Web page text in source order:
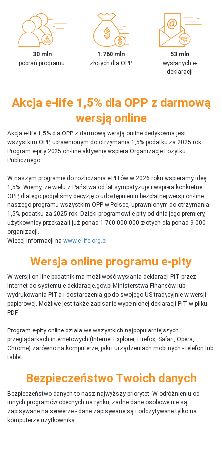
30 mln
pobrań programu
1.760 mln
złotych dla OPP
53 mln
wysłanych e-
deklaracji
Akcja e-life 1,5% dla OPP z darmową
wersją online
Akcja e-life 1,5% dla OPP z darmową wersją online dedykowna jest
wszystkim OPP, uprawnionym do otrzymania 1,5% podatku za 2025 rok.
Program e-pity 2025 on-line aktywnie wspiera Organizacje Pożytku
Publicznego.
W naszym programie do rozliczania e-PITów w 2026 roku wspieramy ideę
1,5%. Wiemy, że wielu z Państwa od lat sympatyzuje i wspiera konkretne
OPP, dlatego podjęliśmy decyzję o udostępnieniu bezpłatnej wersji on-line
naszego programu wszystkim OPP w Polsce, uprawnionym do otrzymania
1,5% podatku za 2025 rok. Dzięki programowi e-pity od dnia jego premiery,
użytkownicy przekazali już ponad 1 760 000 000 złotych dla ponad 9 000
organizacji.
Więcej informacji na www.e-life.org.pl
Wersja online programu e-pity
W wersji on-line podatnik ma możliwość wysłania deklaracji PIT przez
Internet do systemu e-deklaracje.gov.pl Ministerstwa Finansów lub
wydrukowania PIT-a i dostarczenia go do swojego US tradycyjnie w wersji
papierowej. Możliwe jest także zapisanie wypełnionej deklaracji PIT w pliku
PDF.
Program e-pity online działa we wszystkich najpopularniejszych
przeglądarkach internetowych (Internet Explorer, Firefox, Safari, Opera,
Chrome) zarówno na komputerze, jaki i urządzeniach mobilnych - telefon lub
tablet..
Bezpieczeństwo Twoich danych
Bezpieczeństwo danych to nasz najwyższy priorytet. W odróżnieniu od
innych programów obecnych na rynku, żadne dane osobowe nie są
zapisywane na serwerze - dane zapisywane są i odczytywane tylko na
komputerze użytkownika.